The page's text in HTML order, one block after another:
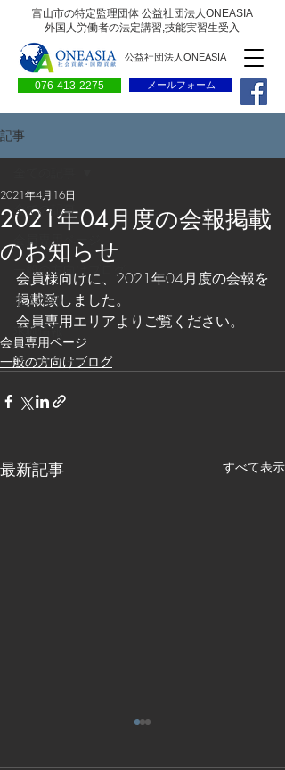
富山市の特定監理団体 公益社団法人ONEASIA
外国人労働者の法定講習,技能実習生受入
076-413-2275
公益社団法人ONEASIA
メールフォーム
記事
全ての記事
会員専用ページ
一般の方向けブログ
求人情報
求職情報
プレリリース
2021年04月度の会報掲載
のお知らせ
2021年4月16日
会員様向けに、2021年04月度の会報を
掲載致しました。
会員専用エリアよりご覧ください。
会員専用ページ
一般の方向けブログ
最新記事 すべて表示